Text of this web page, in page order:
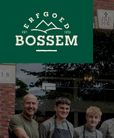
Skip to the content